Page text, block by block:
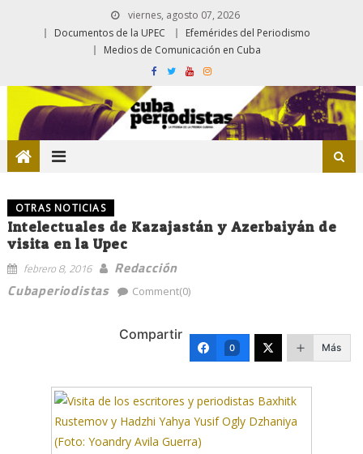
viernes, agosto 07, 2026
Documentos de la UPEC
Efemérides del Periodismo
Medios de Comunicación en Cuba
OTRAS NOTICIAS
Intelectuales de Kazajastán y Azerbaiyán de
visita en la Upec
febrero 8, 2016
Redacción
Cubaperiodistas
Comment(0)
Compartir
0 Más